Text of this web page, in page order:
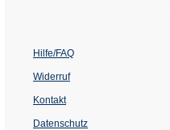
Hilfe/FAQ
Widerruf
Kontakt
Datenschutz